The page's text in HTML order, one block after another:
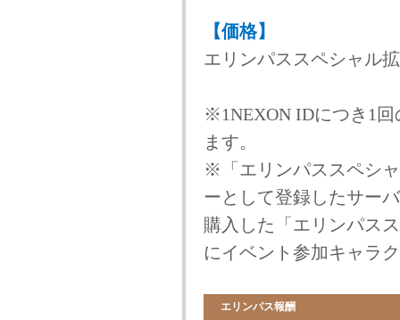
【価格】
エリンパススペシャル
※1NEXON IDにつき1
ます。
※「エリンパススペシ
ーとして登録したサー
購入した「エリンパス
にイベント参加キャラ
エリンパス報酬